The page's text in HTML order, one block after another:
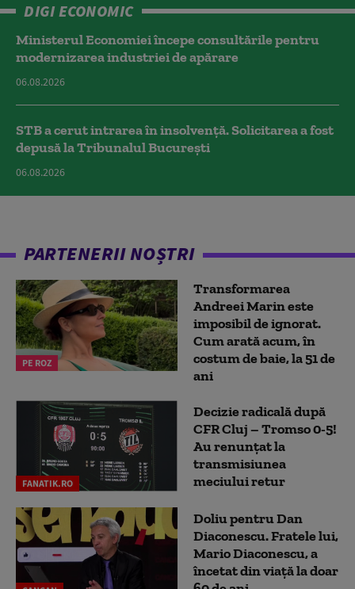
DIGI ECONOMIC
Ministerul Economiei începe consultările pentru
modernizarea industriei de apărare
06.08.2026
STB a cerut intrarea în insolvență. Solicitarea a fost
depusă la Tribunalul București
06.08.2026
PARTENERII NOȘTRI
PE ROZ
Transformarea
Andreei Marin este
imposibil de ignorat.
Cum arată acum, în
costum de baie, la 51 de
ani
FANATIK.RO
Decizie radicală după
CFR Cluj – Tromso 0-5!
Au renunțat la
transmisiunea
meciului retur
Doliu pentru Dan
Diaconescu. Fratele lui,
Mario Diaconescu, a
încetat din viață la doar